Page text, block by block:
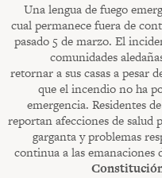
Una lengua de fuego
cual permanece fuera de
pasado 5 de marzo. El
comunidades
retornar a sus casas a pesar
que el incendio no ha
emergencia. Residentes
reportan afecciones de salud
garganta y problemas
continua a las emanaciones